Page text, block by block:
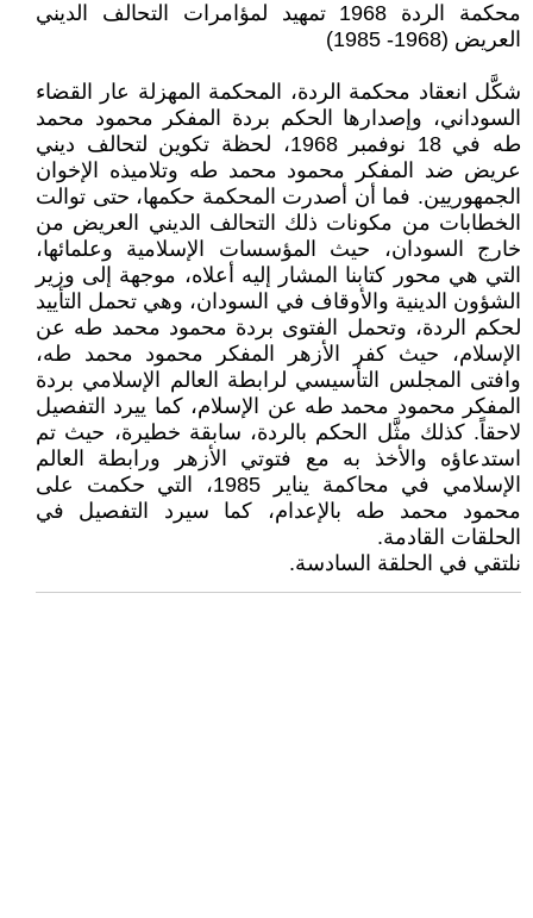
محكمة الردة 1968 تمهيد لمؤامرات التحالف الديني
العريض (1968- 1985)
شكَّل انعقاد محكمة الردة، المحكمة المهزلة عار القضاء
السوداني، وإصدارها الحكم بردة المفكر محمود محمد
طه في 18 نوفمبر 1968، لحظة تكوين لتحالف ديني
عريض ضد المفكر محمود محمد طه وتلاميذه الإخوان
الجمهوريين. فما أن أصدرت المحكمة حكمها، حتى توالت
الخطابات من مكونات ذلك التحالف الديني العريض من
خارج السودان، حيث المؤسسات الإسلامية وعلمائها،
التي هي محور كتابنا المشار إليه أعلاه، موجهة إلى وزير
الشؤون الدينية والأوقاف في السودان، وهي تحمل التأييد
لحكم الردة، وتحمل الفتوى بردة محمود محمد طه عن
الإسلام، حيث كفر الأزهر المفكر محمود محمد طه،
وافتى المجلس التأسيسي لرابطة العالم الإسلامي بردة
المفكر محمود محمد طه عن الإسلام، كما ييرد التفصيل
لاحقاً. كذلك مثَّل الحكم بالردة، سابقة خطيرة، حيث تم
استدعاؤه والأخذ به مع فتوتي الأزهر ورابطة العالم
الإسلامي في محاكمة يناير 1985، التي حكمت على
محمود محمد طه بالإعدام، كما سيرد التفصيل في
الحلقات القادمة.
نلتقي في الحلقة السادسة.